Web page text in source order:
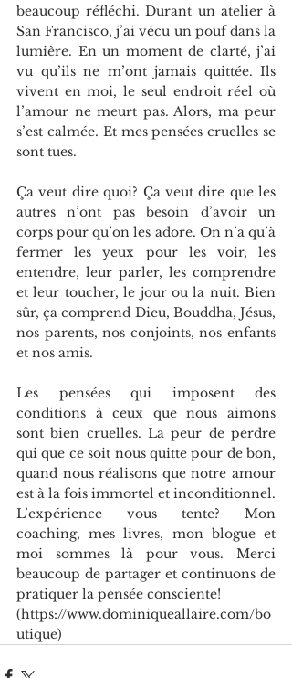
beaucoup réfléchi. Durant un atelier à
San Francisco, j’ai vécu un pouf dans la
lumière. En un moment de clarté, j’ai
vu qu’ils ne m’ont jamais quittée. Ils
vivent en moi, le seul endroit réel où
l’amour ne meurt pas. Alors, ma peur
s’est calmée. Et mes pensées cruelles se
sont tues.
Ça veut dire quoi? Ça veut dire que les
autres n’ont pas besoin d’avoir un
corps pour qu’on les adore. On n’a qu’à
fermer les yeux pour les voir, les
entendre, leur parler, les comprendre
et leur toucher, le jour ou la nuit. Bien
sûr, ça comprend Dieu, Bouddha, Jésus,
nos parents, nos conjoints, nos enfants
et nos amis.
Les pensées qui imposent des
conditions à ceux que nous aimons
sont bien cruelles. La peur de perdre
qui que ce soit nous quitte pour de bon,
quand nous réalisons que notre amour
est à la fois immortel et inconditionnel.
L’expérience vous tente? Mon
coaching, mes livres, mon blogue et
moi sommes là pour vous. Merci
beaucoup de partager et continuons de
pratiquer la pensée consciente!
(https://www.dominiqueallaire.com/bo
utique)